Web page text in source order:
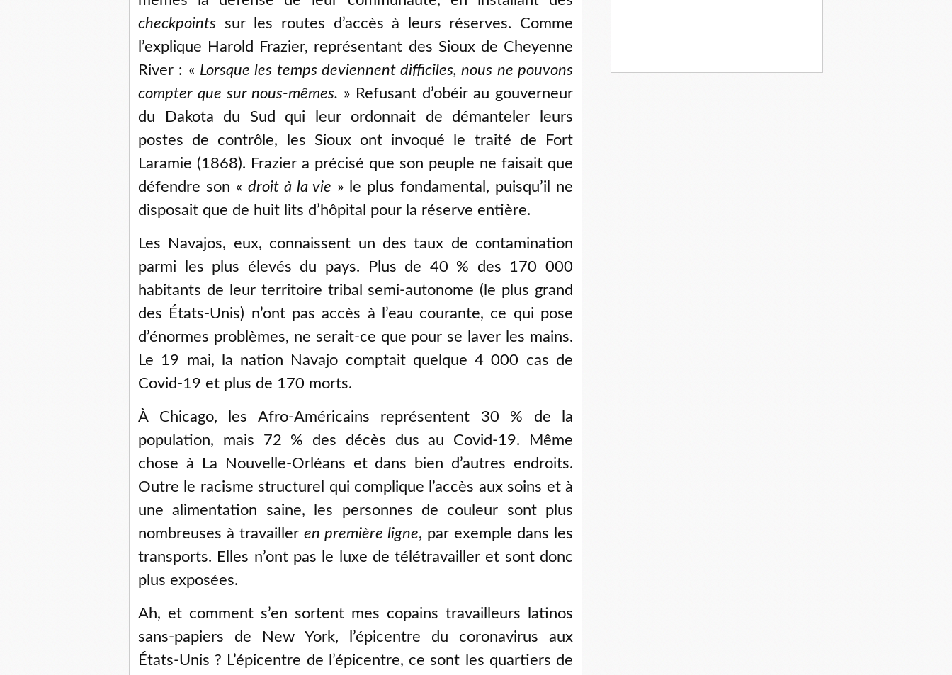
checkpoints sur les routes d’accès à leurs réserves. Comme
l’explique Harold Frazier, représentant des Sioux de Cheyenne
River : « Lorsque les temps deviennent difficiles, nous ne pouvons
compter que sur nous-mêmes. » Refusant d’obéir au gouverneur
du Dakota du Sud qui leur ordonnait de démanteler leurs
postes de contrôle, les Sioux ont invoqué le traité de Fort
Laramie (1868). Frazier a précisé que son peuple ne faisait que
défendre son « droit à la vie » le plus fondamental, puisqu’il ne
disposait que de huit lits d’hôpital pour la réserve entière.
Les Navajos, eux, connaissent un des taux de contamination
parmi les plus élevés du pays. Plus de 40 % des 170 000
habitants de leur territoire tribal semi-autonome (le plus grand
des États-Unis) n’ont pas accès à l’eau courante, ce qui pose
d’énormes problèmes, ne serait-ce que pour se laver les mains.
Le 19 mai, la nation Navajo comptait quelque 4 000 cas de
Covid-19 et plus de 170 morts.
À Chicago, les Afro-Américains représentent 30 % de la
population, mais 72 % des décès dus au Covid-19. Même
chose à La Nouvelle-Orléans et dans bien d’autres endroits.
Outre le racisme structurel qui complique l’accès aux soins et à
une alimentation saine, les personnes de couleur sont plus
nombreuses à travailler en première ligne, par exemple dans les
transports. Elles n’ont pas le luxe de télétravailler et sont donc
plus exposées.
Ah, et comment s’en sortent mes copains travailleurs latinos
sans-papiers de New York, l’épicentre du coronavirus aux
États-Unis ? L’épicentre de l’épicentre, ce sont les quartiers de